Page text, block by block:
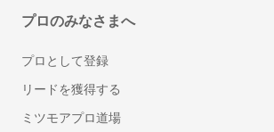
セキュリティソフト
標的型攻撃対策ツール
標的型攻撃メール訓練サービス
スケジュール管理ツール
プロのみなさまへ
プロとして登録
リードを獲得する
ミツモアプロ道場